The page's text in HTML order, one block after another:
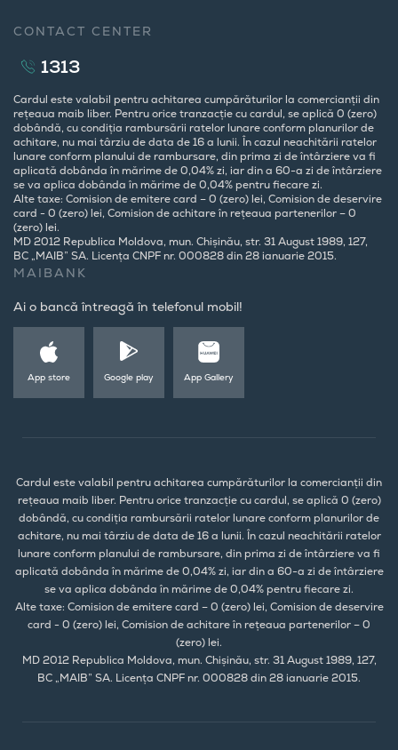
CONTACT CENTER
1313
Cardul este valabil pentru achitarea cumpărăturilor la comercianții din
rețeaua maib liber. Pentru orice tranzacție cu cardul, se aplică 0 (zero)
dobândă, cu condiția rambursării ratelor lunare conform planurilor de
achitare, nu mai târziu de data de 16 a lunii. În cazul neachitării ratelor
lunare conform planului de rambursare, din prima zi de întârziere va fi
aplicată dobânda în mărime de 0,04% zi, iar din a 60-a zi de întârziere
se va aplica dobânda în mărime de 0,04% pentru fiecare zi.
Alte taxe: Comision de emitere card – 0 (zero) lei, Comision de deservire
card - 0 (zero) lei, Comision de achitare în rețeaua partenerilor – 0
(zero) lei.
MD 2012 Republica Moldova, mun. Chișinău, str. 31 August 1989, 127,
BC „MAIB” SA. Licența CNPF nr. 000828 din 28 ianuarie 2015.
MAIBANK
Ai o bancă întreagă în telefonul mobil!
App store Google play App Gallery
Cardul este valabil pentru achitarea cumpărăturilor la comercianții din
rețeaua maib liber. Pentru orice tranzacție cu cardul, se aplică 0 (zero)
dobândă, cu condiția rambursării ratelor lunare conform planurilor de
achitare, nu mai târziu de data de 16 a lunii. În cazul neachitării ratelor
lunare conform planului de rambursare, din prima zi de întârziere va fi
aplicată dobânda în mărime de 0,04% zi, iar din a 60-a zi de întârziere
se va aplica dobânda în mărime de 0,04% pentru fiecare zi.
Alte taxe: Comision de emitere card – 0 (zero) lei, Comision de deservire
card - 0 (zero) lei, Comision de achitare în rețeaua partenerilor – 0
(zero) lei.
MD 2012 Republica Moldova, mun. Chișinău, str. 31 August 1989, 127,
BC „MAIB” SA. Licența CNPF nr. 000828 din 28 ianuarie 2015.